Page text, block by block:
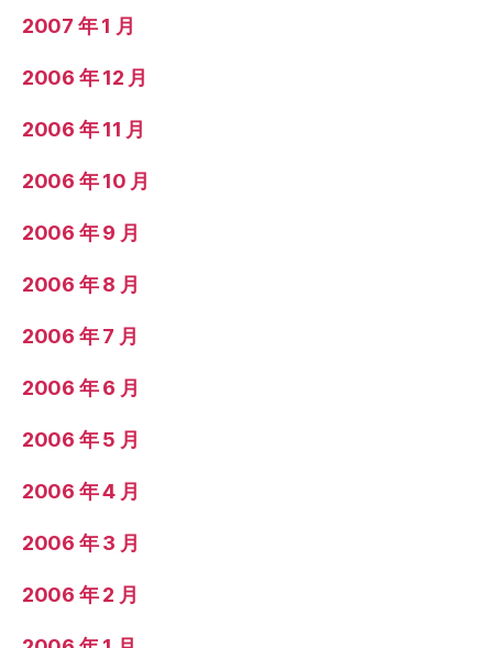
2007 年 1 月
2006 年 12 月
2006 年 11 月
2006 年 10 月
2006 年 9 月
2006 年 8 月
2006 年 7 月
2006 年 6 月
2006 年 5 月
2006 年 4 月
2006 年 3 月
2006 年 2 月